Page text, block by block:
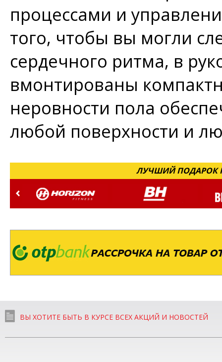
процессами и
того, чтобы вы могли
сердечного ритма, в
вмонтированы
неровности пола
любой поверхности и
ЛУЧШИЙ ПОДАРОК
ВЫ ХОТИТЕ БЫТЬ В КУРСЕ ВСЕХ АКЦИЙ И НОВОСТЕЙ